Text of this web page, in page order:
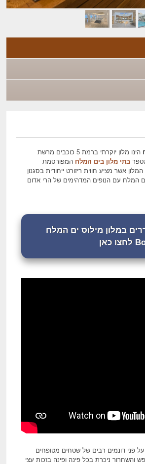
הינו מלון יוקרתי ברמת 5 כוכבים מרשת
בתי מלון בים המלח המפורסמת
אשר מציע חווית ריזורט ייחודית בסגנון
ים המלח עם הנופים המדהימים של הרי אדום
במלון מילוס ים המלח
פני דונמים רבים של שטחים מטופחים
והשחרור ניכרת בכל פינה ופינה בזכות עצי